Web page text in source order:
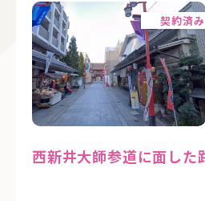
契約済み
西新井大師参道に面した